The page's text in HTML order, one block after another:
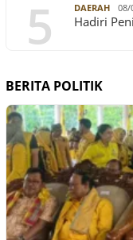
5 DAERAH 08/
Hadiri
BERITA POLITIK